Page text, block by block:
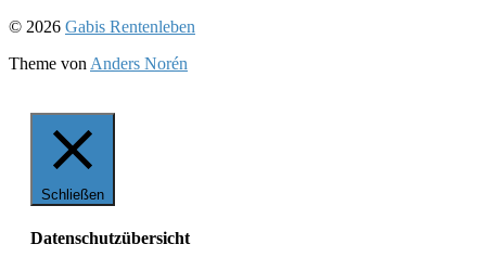
Nach
© 2026 Gabis Rentenleben
Theme von Anders Norén
Schließen
Datenschutzübersicht